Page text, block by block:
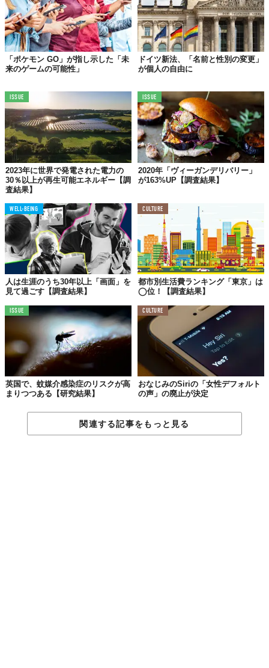
「ポケモン GO」が指し示した「未
来のゲームの可能性」
ドイツ新法、「名前と性別の変更」
が個人の自由に
ISSUE
2023年に世界で発電された電力の
30％以上が再生可能エネルギー【調
査結果】
ISSUE
2020年「ヴィーガンデリバリー」
が163%UP【調査結果】
WELL-BEING
人は生涯のうち30年以上「画面」を
見て過ごす【調査結果】
CULTURE
都市別生活費ランキング「東京」は
◯位！【調査結果】
ISSUE
英国で、蚊媒介感染症のリスクが高
まりつつある【研究結果】
CULTURE
おなじみのSiriの「女性デフォルト
の声」の廃止が決定
関連する記事をもっと見る